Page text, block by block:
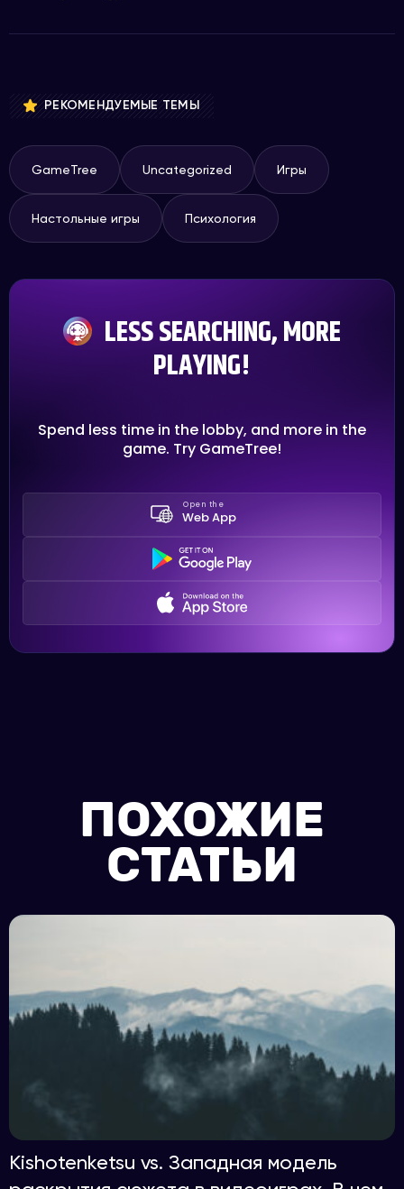
РЕКОМЕНДУЕМЫЕ ТЕМЫ
GameTree Uncategorized Игры
Настольные игры Психология
LESS SEARCHING, MORE
PLAYING!
Spend less time in the lobby, and more in the
game. Try GameTree!
Open the
Web App
ПОХОЖИЕ
СТАТЬИ
Kishotenketsu vs. Западная модель